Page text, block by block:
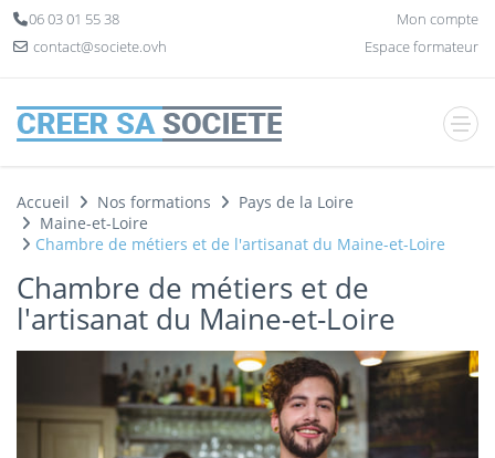
06 03 01 55 38
contact@societe.ovh
Mon compte
Espace formateur
Accueil Nos formations
Pays de la Loire
Maine-et-Loire
Chambre de métiers et de l'artisanat du Maine-et-Loire
Chambre de métiers et de
l'artisanat du Maine-et-Loire
Panneau de gestion des cookies